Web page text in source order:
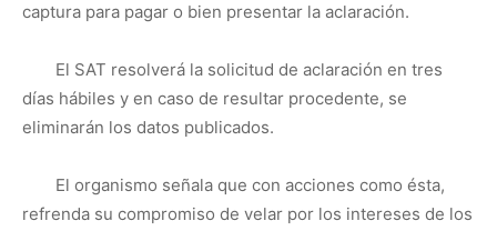
captura para pagar o bien presentar la aclaración.
El SAT resolverá la solicitud de aclaración en tres
días hábiles y en caso de resultar procedente, se
eliminarán los datos publicados.
El organismo señala que con acciones como ésta,
refrenda su compromiso de velar por los intereses de los